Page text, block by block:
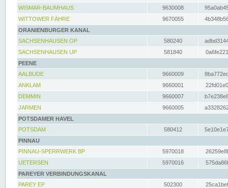
WISMAR-BAUMHAUS
9630008
WITTOWER FÄHRE
9670055
ORANIENBURGER KANAL
SACHSENHAUSEN OP
580240
SACHSENHAUSEN UP
581840
PEENE
AALBUDE
9660009
ANKLAM
9660001
DEMMIN
9660007
JARMEN
9660005
POTSDAMER HAVEL
POTSDAM
580412
PINNAU
PINNAU-SPERRWERK BP
5970018
UETERSEN
5970016
PAREYER VERBINDUNGSKANAL
PAREY EP
502300